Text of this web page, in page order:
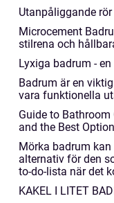
Utanpåliggande
Microcement
stilrena och
Lyxiga badrum -
Badrum är en
vara funktionella
Guide to Bathroom
and the Best
Mörka badrum
alternativ för den
to-do-lista när det
KAKEL I LITET